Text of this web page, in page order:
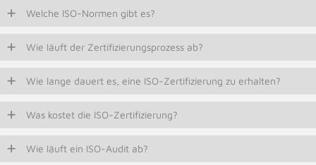
Welche ISO-Normen gibt es?
Wie läuft der Zertifizierungsprozess ab?
Wie lange dauert es, eine ISO-Zertifizierung zu erhalten?
Was kostet die ISO-Zertifizierung?
Wie läuft ein ISO-Audit ab?